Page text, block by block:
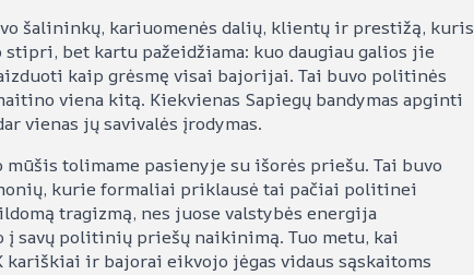
šalininkų, kariuomenės dalių, klientų ir prestižą, kuris
bet kartu pažeidžiama: kuo daugiau galios jie
kaip grėsmę visai bajorijai. Tai buvo politinės
viena kitą. Kiekvienas Sapiegų bandymas apginti
vienas jų savivalės įrodymas.
tolimame pasienyje su išorės priešu. Tai buvo
kurie formaliai priklausė tai pačiai politinei
tragizmą, nes juose valstybės energija
į savų politinių priešų naikinimą. Tuo metu, kai
kariškiai ir bajorai eikvojo jėgas vidaus sąskaitoms